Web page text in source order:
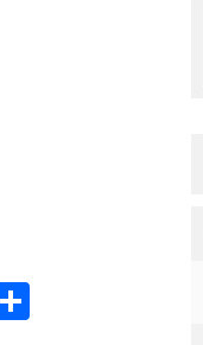
Share